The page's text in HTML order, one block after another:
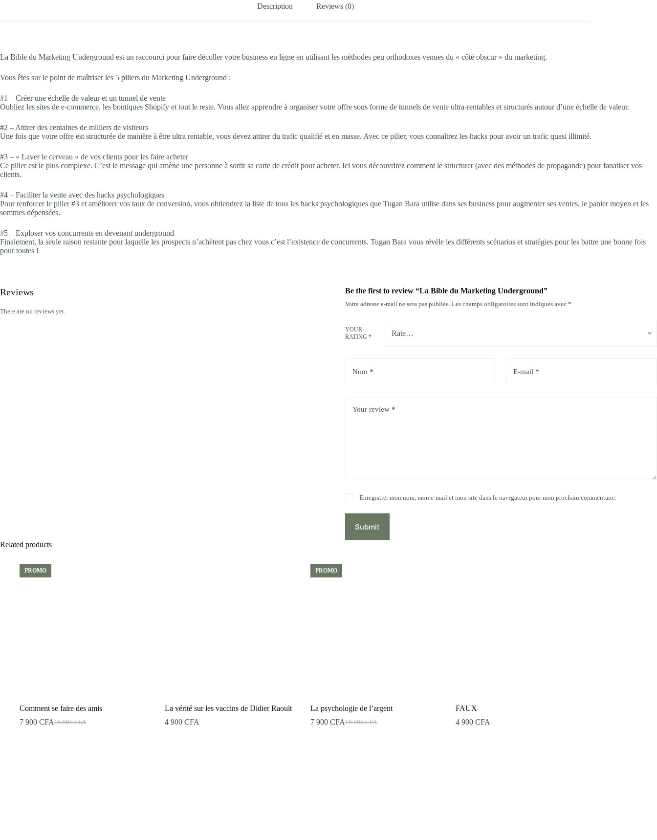
Description Reviews (0)
La Bible du Marketing Underground est un raccourci pour faire décoller votre business en ligne en utilisant les méthodes peu orthodoxes venues du « côté obscur » du marketing.
Vous êtes sur le point de maîtriser les 5 piliers du Marketing Underground :
#1 – Créer une échelle de valeur et un tunnel de vente
Oubliez les sites de e-commerce, les boutiques Shopify et tout le reste. Vous allez apprendre à organiser votre offre sous forme de tunnels de vente ultra-rentables et structurés autour d’une échelle de valeur.
#2 – Attirer des centaines de milliers de visiteurs
Une fois que votre offre est structurée de manière à être ultra rentable, vous devez attirer du trafic qualifié et en masse. Avec ce pilier, vous connaîtrez les hacks pour avoir un trafic quasi illimité.
#3 – « Laver le cerveau » de vos clients pour les faire acheter
Ce pilier est le plus complexe. C’est le message qui amène une personne à sortir sa carte de crédit pour acheter. Ici vous découvrirez comment le structurer (avec des méthodes de propagande) pour fanatiser vos
clients.
#4 – Faciliter la vente avec des hacks psychologiques
Pour renforcer le pilier #3 et améliorer vos taux de conversion, vous obtiendrez la liste de tous les hacks psychologiques que Tugan Bara utilise dans ses business pour augmenter ses ventes, le panier moyen et les
sommes dépensées.
#5 – Exploser vos concurrents en devenant underground
Finalement, la seule raison restante pour laquelle les prospects n’achètent pas chez vous c’est l’existence de concurrents. Tugan Bara vous révèle les différents scénarios et stratégies pour les battre une bonne fois
pour toutes !
Reviews
There are no reviews yet.
Be the first to review “La Bible du Marketing Underground”
Votre adresse e-mail ne sera pas publiée. Les champs obligatoires sont indiqués avec *
YOUR
RATING *
Nom* E-mail*
Your review *
Enregistrer mon nom, mon e-mail et mon site dans le navigateur pour mon prochain commentaire.
Submit
Related products
PROMO
Comment se faire des amis
15 000CFA
7 900 CFA
La vérité sur les vaccins de Didier Raoult
4 900CFA
PROMO
La psychologie de l’argent
16 000CFA
7 900 CFA
FAUX
4 900CFA